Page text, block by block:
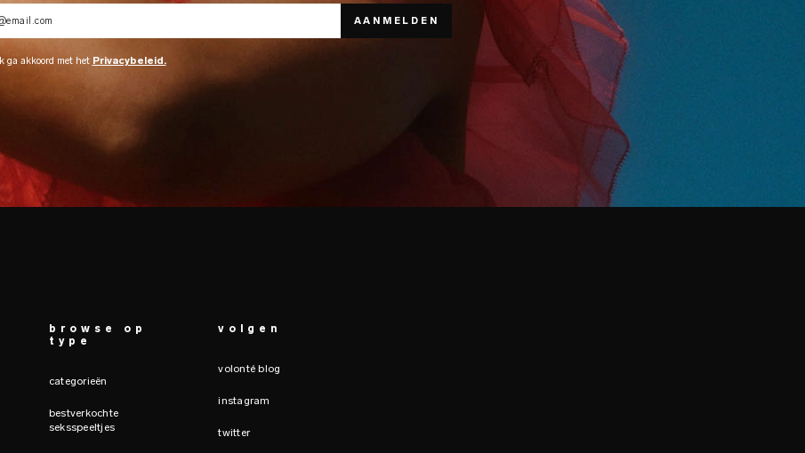
Ik ga akkoord met het Privacybeleid.
browse op
type
categorieën
bestverkochte
seksspeeltjes
volgen
volonté blog
instagram
twitter